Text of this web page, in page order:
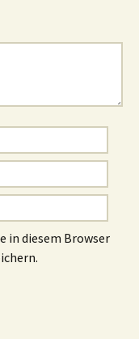
in diesem Browser